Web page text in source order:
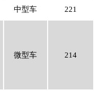
中型车 221
微型车 214